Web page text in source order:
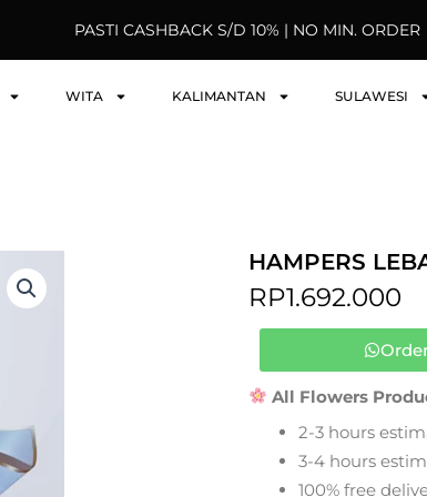
PASTI CASHBACK S/D 10% | NO MIN. ORDER
WITA KALIMANTAN SULAWESI
HAMPERS
RP1.692.000
All Flowers
2-3 hours
3-4 hours
100% free